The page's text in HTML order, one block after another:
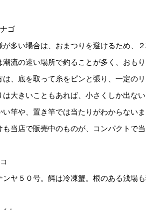
ゴ
が多い場合は、おまつりを避けるため、２
潮流の速い場所で釣ることが多く、おもり
は、底を取って糸をピンと張り、一定のリ
は大きいこともあれば、小さくしか出ない
い竿や、置き竿では当たりがわからないま
も当店で販売中のものが、コンパクトで当
ンヤ５０号。餌は冷凍蟹。根のある浅場も